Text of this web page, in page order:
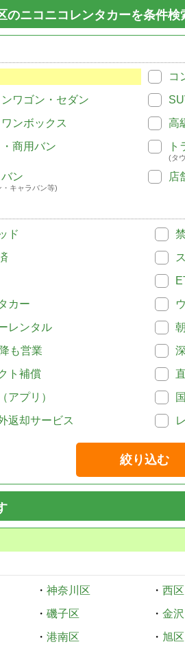
のニコニコレンタカーを条件検
コ
ワゴン・セダン
ンボックス
高
商用バン
ト
(タ
ン
キャラバン等)
店
ド
カー
レンタル
も営業
ト補償
アプリ）
返却サービス
絞り込む
・ 神奈川区 ・ 西区
・ 磯子区 ・ 金
・ 港南区 ・ 旭区